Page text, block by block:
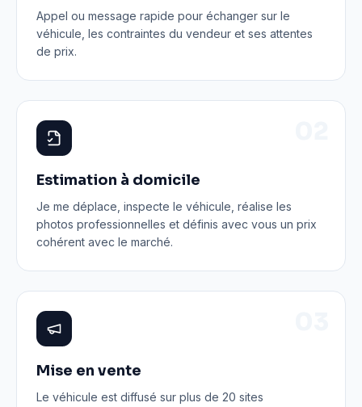
Appel ou message rapide pour échanger sur le
véhicule, les contraintes du vendeur et ses attentes
de prix.
Estimation à domicile
Je me déplace, inspecte le véhicule, réalise les
photos professionnelles et définis avec vous un prix
cohérent avec le marché.
Mise en vente
Le véhicule est diffusé sur plus de 20 sites